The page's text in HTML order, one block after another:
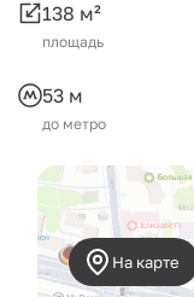
138 м²
площадь
53 м
до метро
На карте